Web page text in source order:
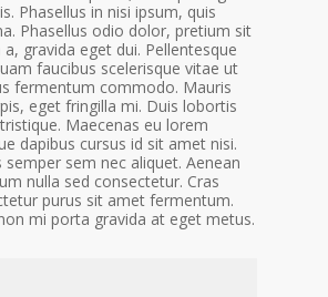
Phasellus in nisi ipsum, quis
Phasellus odio dolor, pretium sit
gravida eget dui. Pellentesque
faucibus scelerisque vitae ut
fermentum commodo. Mauris
eget fringilla mi. Duis lobortis
Maecenas eu lorem
dapibus cursus id sit amet nisi.
semper sem nec aliquet. Aenean
nulla sed consectetur. Cras
purus sit amet fermentum.
mi porta gravida at eget metus.